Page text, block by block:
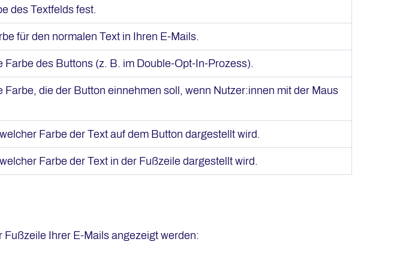
des Textfelds fest.
für den normalen Text in Ihren E-Mails.
Farbe des Buttons (z. B. im Double-Opt-In-Prozess).
Farbe, die der Button einnehmen soll, wenn Nutzer:innen mit der Maus
Farbe der Text auf dem Button dargestellt wird.
Farbe der Text in der Fußzeile dargestellt wird.
Fußzeile Ihrer E-Mails angezeigt werden: